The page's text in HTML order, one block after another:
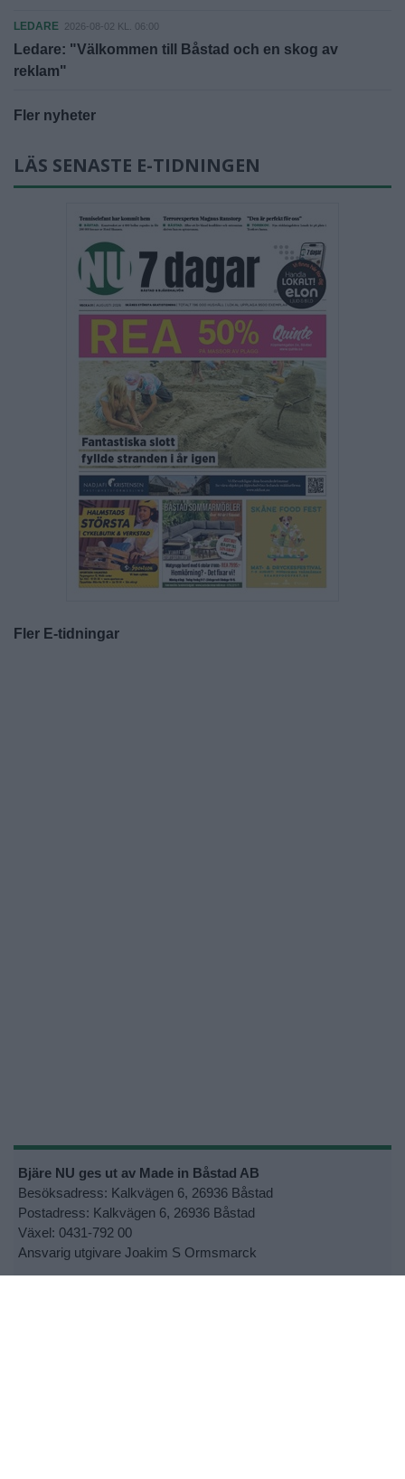
LEDARE 2026-08-02 KL. 06:00
Ledare: "Välkommen till Båstad och en skog av
reklam"
Fler nyheter
LÄS SENASTE E-TIDNINGEN
Fler E-tidningar
Bjäre NU ges ut av Made in Båstad AB
Besöksadress: Kalkvägen 6, 26936 Båstad
Postadress: Kalkvägen 6, 26936 Båstad
Växel: 0431-792 00
Ansvarig utgivare Joakim S Ormsmarck